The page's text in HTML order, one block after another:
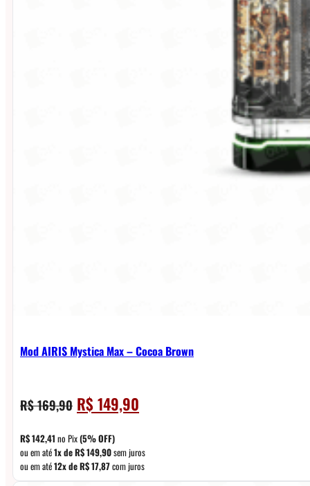
Mod AIRIS Mystica Max – Cocoa Brown
R$169,90 O
preço
original
era:
R$ 169,90.
R$149,90
preço
é:
R$ 149,90.
R$142,41 no Pix(5% OFF)
ou em até1x deR$149,90sem juros
ou em até12x deR$17,87com juros